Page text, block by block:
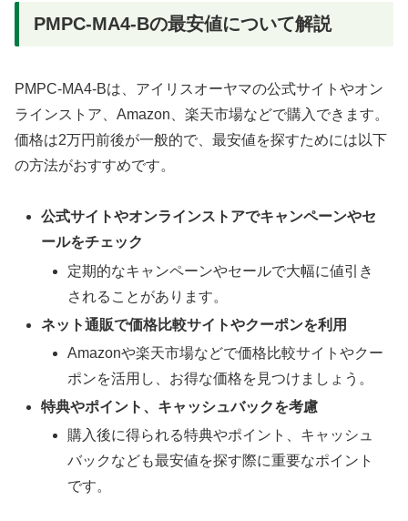
PMPC-MA4-Bの最安値について解説
PMPC-MA4-Bは、アイリスオーヤマの公式サイトやオン
ラインストア、Amazon、楽天市場などで購入できます。
価格は2万円前後が一般的で、最安値を探すためには以下
の方法がおすすめです。
公式サイトやオンラインストアでキャンペーンやセ
ールをチェック
定期的なキャンペーンやセールで大幅に値引き
されることがあります。
ネット通販で価格比較サイトやクーポンを利用
Amazonや楽天市場などで価格比較サイトやクー
ポンを活用し、お得な価格を見つけましょう。
特典やポイント、キャッシュバックを考慮
購入後に得られる特典やポイント、キャッシュ
バックなども最安値を探す際に重要なポイント
です。